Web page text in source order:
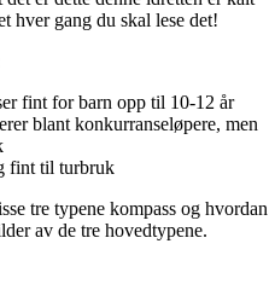
hver gang du skal lese det!
fint for barn opp til 10-12 år
blant konkurranseløpere, men
fint til turbruk
tre typene kompass og hvordan
av de tre hovedtypene.